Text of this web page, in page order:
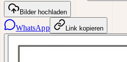
Bilder hochladen
WhatsApp Link kopieren